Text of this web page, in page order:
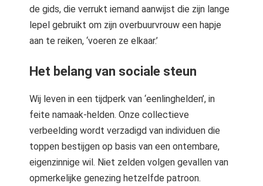
de gids, die verrukt iemand aanwijst die zijn lange
lepel gebruikt om zijn overbuurvrouw een hapje
aan te reiken, ‘voeren ze elkaar.’
Het belang van sociale steun
Wij leven in een tijdperk van ‘eenlinghelden’, in
feite namaak-helden. Onze collectieve
verbeelding wordt verzadigd van individuen die
toppen bestijgen op basis van een ontembare,
eigenzinnige wil. Niet zelden volgen gevallen van
opmerkelijke genezing hetzelfde patroon.